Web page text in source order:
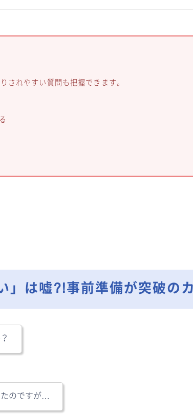
されやすい質問も把握できます。
」は嘘?!事前準備が突破の
たのですが…